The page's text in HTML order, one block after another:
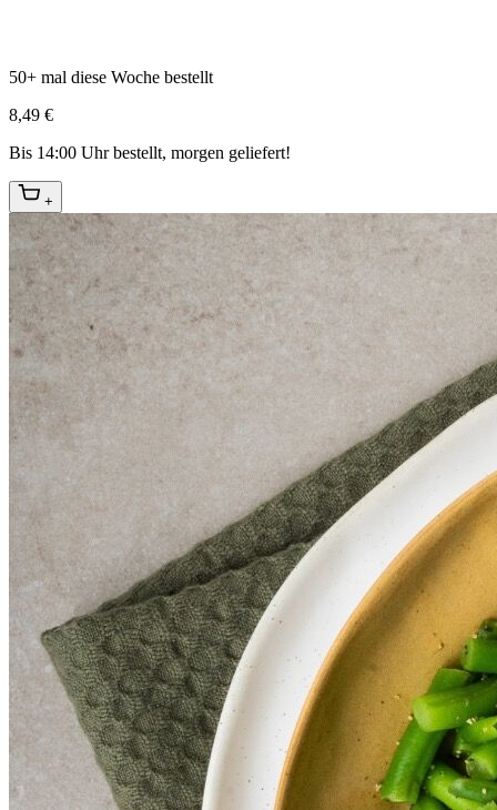
50+ mal diese Woche bestellt
8,49 €
Bis 14:00 Uhr bestellt, morgen geliefert!
+